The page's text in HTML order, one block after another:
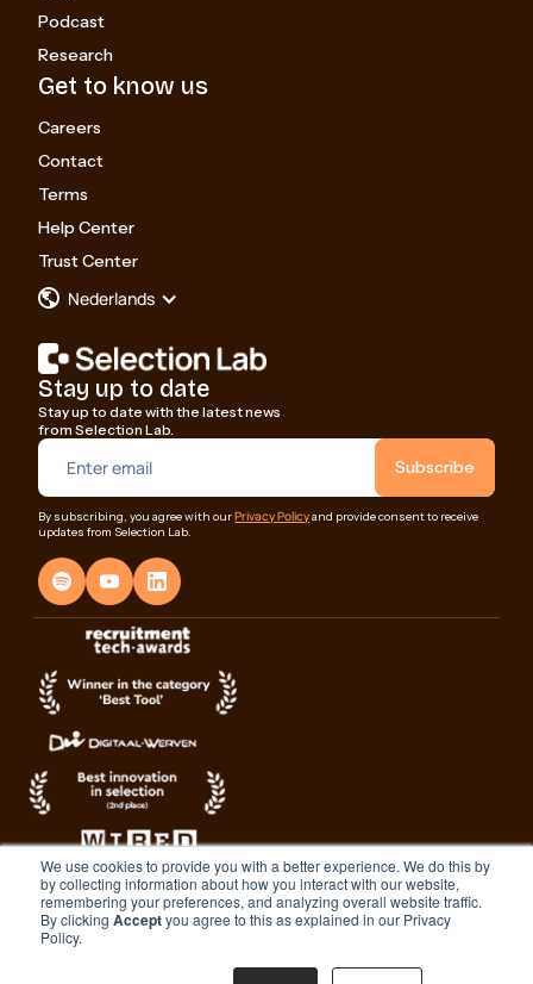
We use cookies to provide you with a better experience. We do this by
by collecting information about how you interact with our website,
remembering your preferences, and analyzing overall website traffic.
By clicking Acceptyou agree to this as explained in our Privacy
Policy.
Stay up to date
Stay up to date with the latest news
from Selection Lab.
By subscribing, you agree with ourPrivacy Policyand provide consent to receive
updates from Selection Lab.
Podcast
Research
Get to know us
Careers
Contact
Terms
Help Center
Trust Center
Nederlands
© 2026 Selection Lab. All rights reserved.